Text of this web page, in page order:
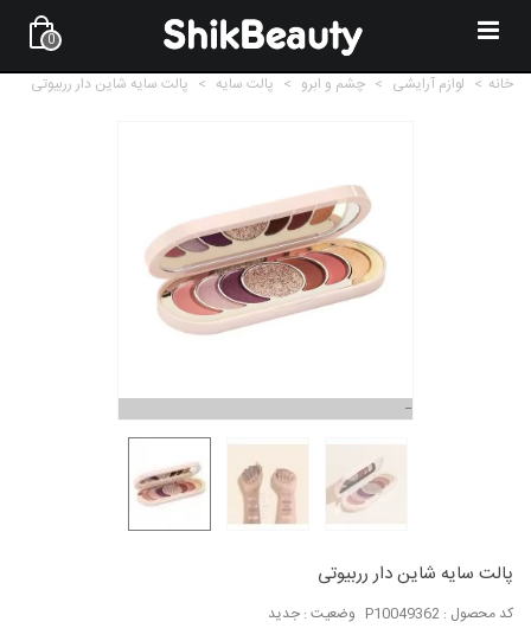
0
خانه > لوازم آرایشی > چشم و ابرو > پالت سایه > پالت سایه شاین دار رربیوتی
پالت سایه شاین دار رربیوتی
کد محصول : P10049362 وضعیت : جدید